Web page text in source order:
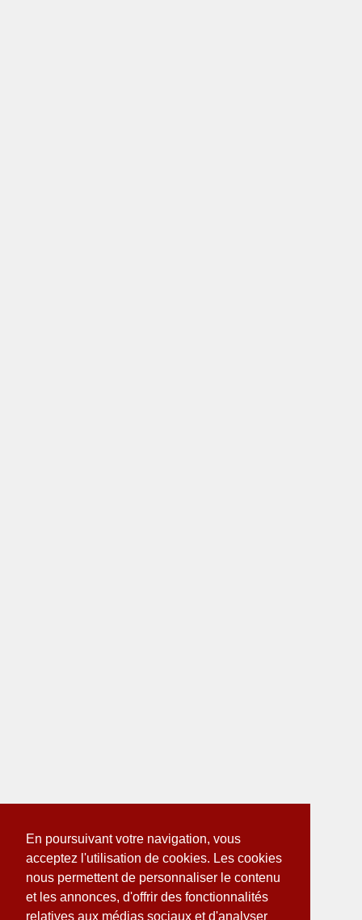
En poursuivant votre navigation, vous
acceptez l'utilisation de cookies. Les cookies
nous permettent de personnaliser le contenu
et les annonces, d'offrir des fonctionnalités
relatives aux médias sociaux et d'analyser